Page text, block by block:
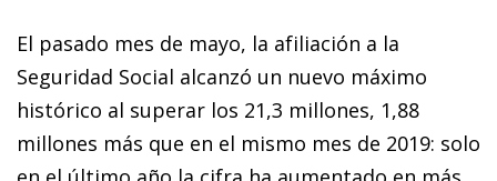
El pasado mes de mayo, la afiliación a la
Seguridad Social alcanzó un nuevo máximo
histórico al superar los 21,3 mi­­llones, 1,88
millones más que en el mismo mes de 2019: solo